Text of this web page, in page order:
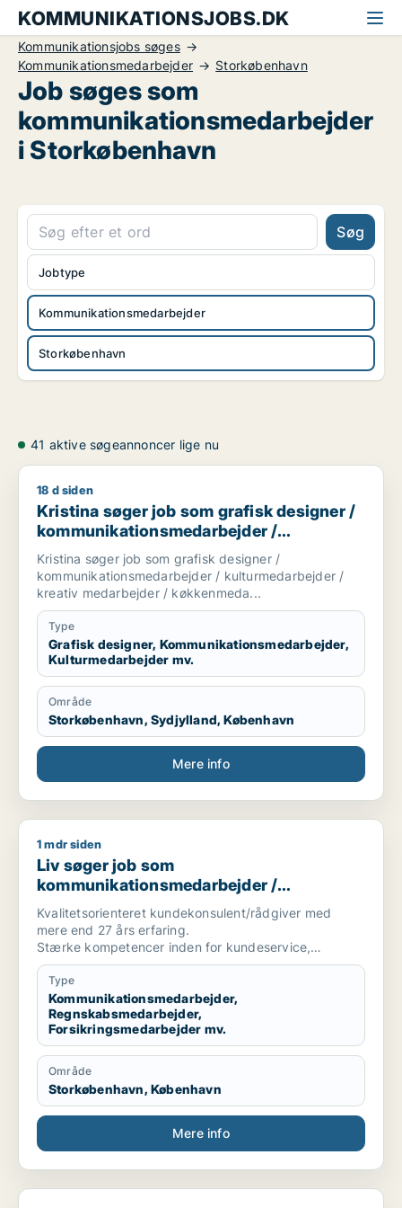
KOMMUNIKATIONSJOBS.DK
Kommunikationsjobs søges
Kommunikationsmedarbejder
Storkøbenhavn
Job søges som
kommunikationsmedarbejder
i Storkøbenhavn
Søg
Kommunikationsmedarbejder
Storkøbenhavn
Jobtype
41 aktive søgeannoncer lige nu
Kristina søger job som grafisk designer /
18 d siden
Kristina søger job som grafisk designer /
kommunikationsmedarbejder /
kulturmedarbejder / kreativ medarbejder /
køkkenmedarbejder
Kristina søger job som grafisk designer /
kommunikationsmedarbejder / kulturmedarbejder /
kreativ medarbejder / køkkenmeda...
Type
Grafisk designer, Kommunikationsmedarbejder,
Kulturmedarbejder mv.
Område
Storkøbenhavn, Sydjylland, København
Mere info
Liv søger job som kommunikationsmedarbejder /
1 mdr siden
Liv søger job som
kommunikationsmedarbejder /
regnskabsmedarbejder /
forsikringsmedarbejder / administrativ
medarbejder / receptionist
Kvalitetsorienteret kundekonsulent/rådgiver med
mere end 27 års erfaring.
Stærke kompetencer inden for kundeservice,
fakturering, kreditering/debitering, klage og
inkassobehandling. Kendt for at skabe tryghed,
håndtere komplekse problemstillinger og levere høj
kvalitet.
Type
Kommunikationsmedarbejder,
Regnskabsmedarbejder,
Forsikringsmedarbejder mv.
Område
Storkøbenhavn, København
Mere info